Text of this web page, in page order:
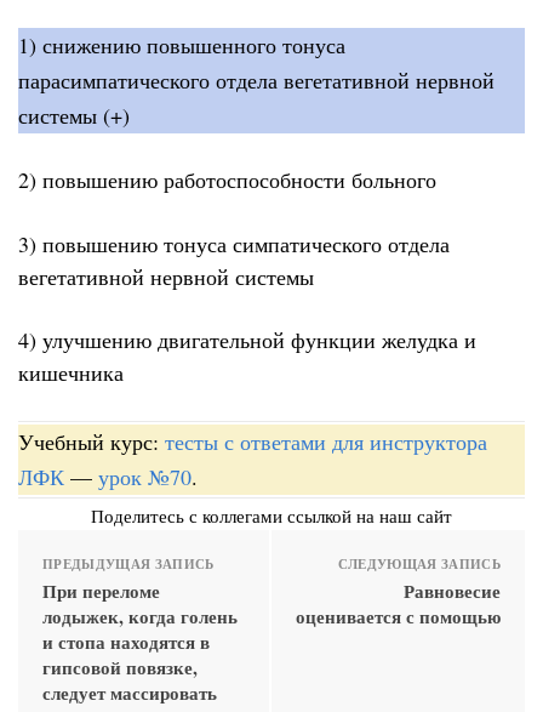
1) снижению повышенного тонуса
парасимпатического отдела вегетативной нервной
системы (+)
2) повышению работоспособности больного
3) повышению тонуса симпатического отдела
вегетативной нервной системы
4) улучшению двигательной функции желудка и
кишечника
Учебный курс: тесты с ответами для инструктора
ЛФК — урок №70.
Поделитесь с коллегами ссылкой на наш сайт
ПРЕДЫДУЩАЯ ЗАПИСЬ
При переломе
лодыжек, когда голень
и стопа находятся в
гипсовой повязке,
следует массировать
СЛЕДУЮЩАЯ ЗАПИСЬ
Равновесие
оценивается с помощью